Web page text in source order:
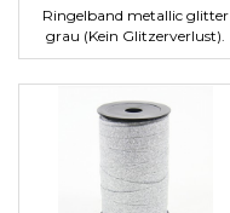
Ringelband metallic glitter
grau (Kein Glitzerverlust).